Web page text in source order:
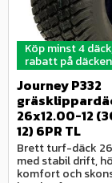
Köp minst 4
rabatt på
Journey P332
26x12.00-12
12) 6PR TL
Brett turf-däck
med stabil drift,
komfort och